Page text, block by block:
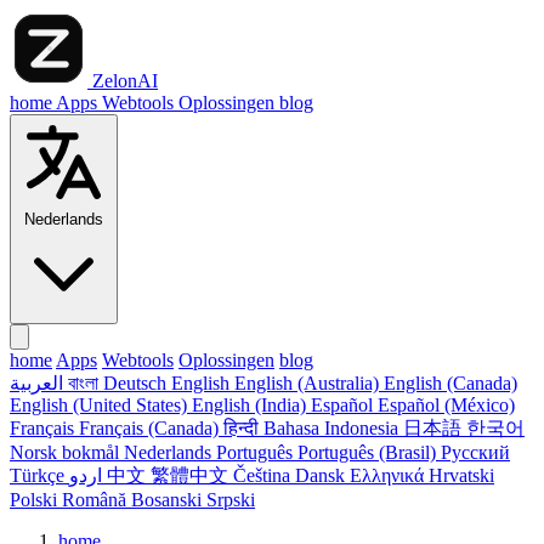
ZelonAI
home Apps Webtools Oplossingen blog
Nederlands
home Apps Webtools Oplossingen blog
বাংলা Deutsch English English (Australia) English (Canada)
English (United States) English (India) Español Español (México)
Français Français (Canada)हिन्दी Bahasa Indonesia 日本語 한국어
Norsk bokmål Nederlands Português Português (Brasil) Русский
Türkçe
中文 繁體中文 Čeština Dansk Ελληνικά Hrvatski
Polski Română Bosanski Srpski